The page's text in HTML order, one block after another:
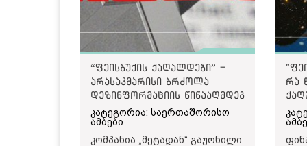
“ფეისბუქის ქაღალდები” -
არასაკმარისი ბრძოლა
დეზინფორმაციის წინააღმდეგ
კატეგორია: საერთაშორისო
ამბები
კომპანია „მეტადან“ გაჟონილი
რა